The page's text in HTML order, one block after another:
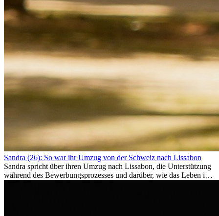
Sandra (26): So war ihr Umzug von der Schweiz nach Lissabon
Sandra spricht über ihren Umzug nach Lissabon, die Unterstützung
während des Bewerbungsprozesses und darüber, wie das Leben im